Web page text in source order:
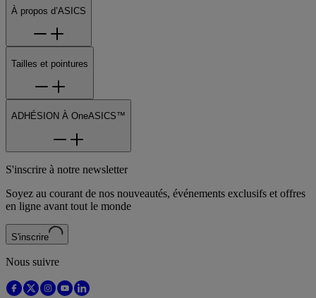
À propos d’ASICS
Tailles et pointures
ADHÉSION À OneASICS™
S'inscrire à notre newsletter
Soyez au courant de nos nouveautés, événements exclusifs et offres
en ligne avant tout le monde
S'inscrire
Nous suivre